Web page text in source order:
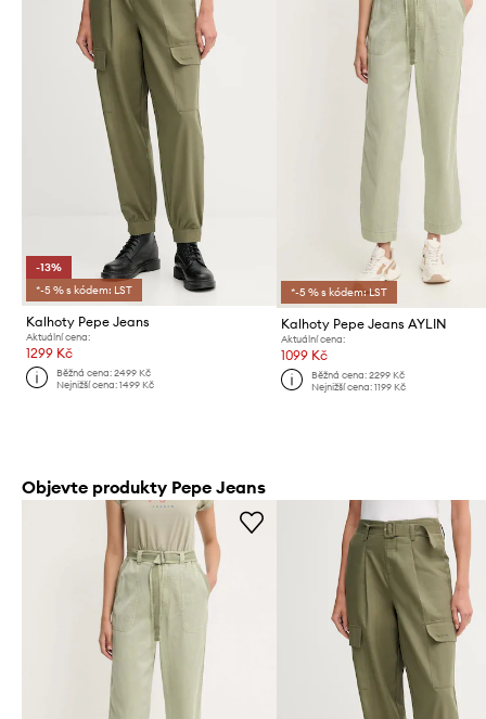
-13%
*-5 % s kódem: LST
Kalhoty Pepe Jeans
Aktuální cena:
1299 Kč
Běžná cena:2499 Kč
Nejnižší cena:1499 Kč
*-5 % s kódem: LST
Kalhoty Pepe Jeans AYLIN
Aktuální cena:
1099 Kč
Běžná cena: 2299 Kč
Nejnižší cena: 1199 Kč
Objevte produkty Pepe Jeans